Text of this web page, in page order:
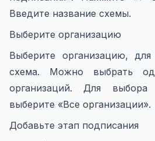
Введите название схемы.
Выберите организацию
Выберите организацию, для
схема. Можно выбрать
организаций. Для выбора
выберите «Все организации».
Добавьте этап подписания